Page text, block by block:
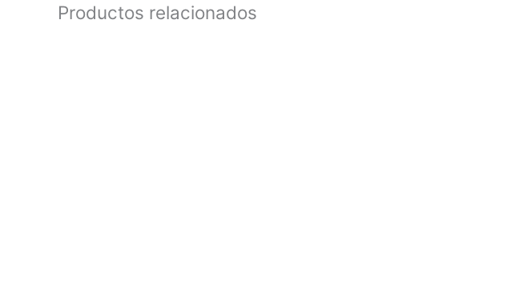
Productos relacionados